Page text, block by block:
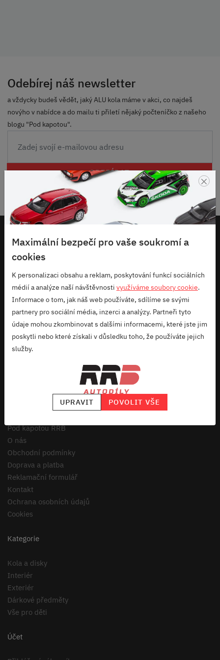
Odebírej náš newsletter
a vždycky budeš vědět, jaký ALU kola máme v akci, co najdeš
novýho v nabídce a do mailu ti přiletí nějaký počteníčko z našeho
blogu "Pod kapotou".
ODEBÍRAT
Odesláním souhlasíš sezpracováním osobních údajů.
RRB company s.r.o.
+420 734 626 266
dotazy@rrbautodily.cz
IČ: 08268801
DIČ: CZ08268801
Užitečné odkazy
Pod kapotou RRB
O nás
Obchodní podmínky
Doprava a platba
Reklamační formulář
Kontakt
Ochrana osobních údajů
Cookies
Kategorie
Kola a disky
Interiér
Exteriér
Dárkové předměty
Vše pro děti
Účet
×
Maximální bezpečí pro vaše soukromí a
cookies
K personalizaci obsahu a reklam, poskytování funkcí sociálních
médií a analýze naší návštěvnosti využíváme soubory cookie.
Informace o tom, jak náš web používáte, sdílíme se svými
partnery pro sociální média, inzerci a analýzy. Partneři tyto
údaje mohou zkombinovat s dalšími informacemi, které jste jim
poskytli nebo které získali v důsledku toho, že používáte jejich
služby.
UPRAVIT POVOLIT VŠE